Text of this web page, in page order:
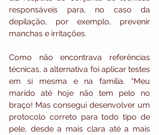
responsáveis para, no caso da
depilação, por exemplo, prevenir
manchas e irritações.
Como não encontrava referências
técnicas, a alternativa foi aplicar testes
em si mesma e na família. “Meu
marido até hoje não tem pelo no
braço! Mas consegui desenvolver um
protocolo correto para todo tipo de
pele, desde a mais clara até a mais